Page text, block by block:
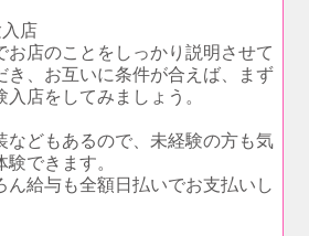
店
お店のことをしっかり説明させて
き、お互いに条件が合えば、まず
入店をしてみましょう。
などもあるので、未経験の方も気
できます。
ん給与も全額日払いでお支払いし